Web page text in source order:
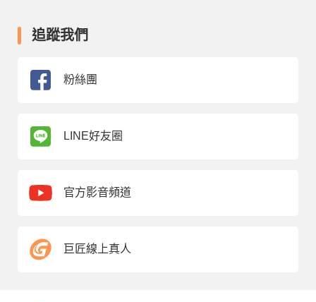
追蹤我們
粉絲團
LINE好友圈
官方影音頻道
巨匠線上真人